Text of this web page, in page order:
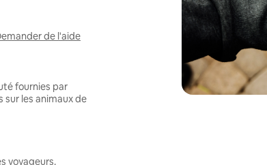
de l'aide
fournies par
sur les animaux de
voyageurs.